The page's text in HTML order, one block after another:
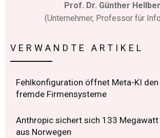
Prof. Dr. Günther
(Unternehmer, Professor für
VERWANDTE ARTIKEL
Fehlkonfiguration öffnet Meta-KI den
fremde Firmensysteme
Anthropic sichert sich 133 Megawatt
aus Norwegen